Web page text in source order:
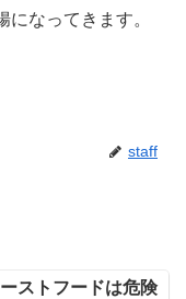
なってきます。
staff
ストフードは危険